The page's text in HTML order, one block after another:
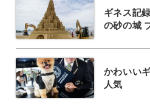
ギネス記
の砂の城
かわいい
人気